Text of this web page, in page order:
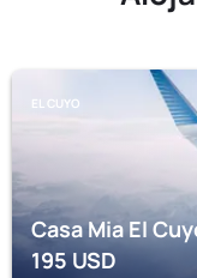
EL CUYO
Casa Mia El
195USD